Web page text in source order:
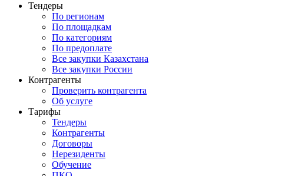
Тендеры
По регионам
По площадкам
По категориям
По предоплате
Все закупки Казахстана
Все закупки России
Контрагенты
Проверить контрагента
Об услуге
Тарифы
Тендеры
Контрагенты
Договоры
Нерезиденты
Обучение